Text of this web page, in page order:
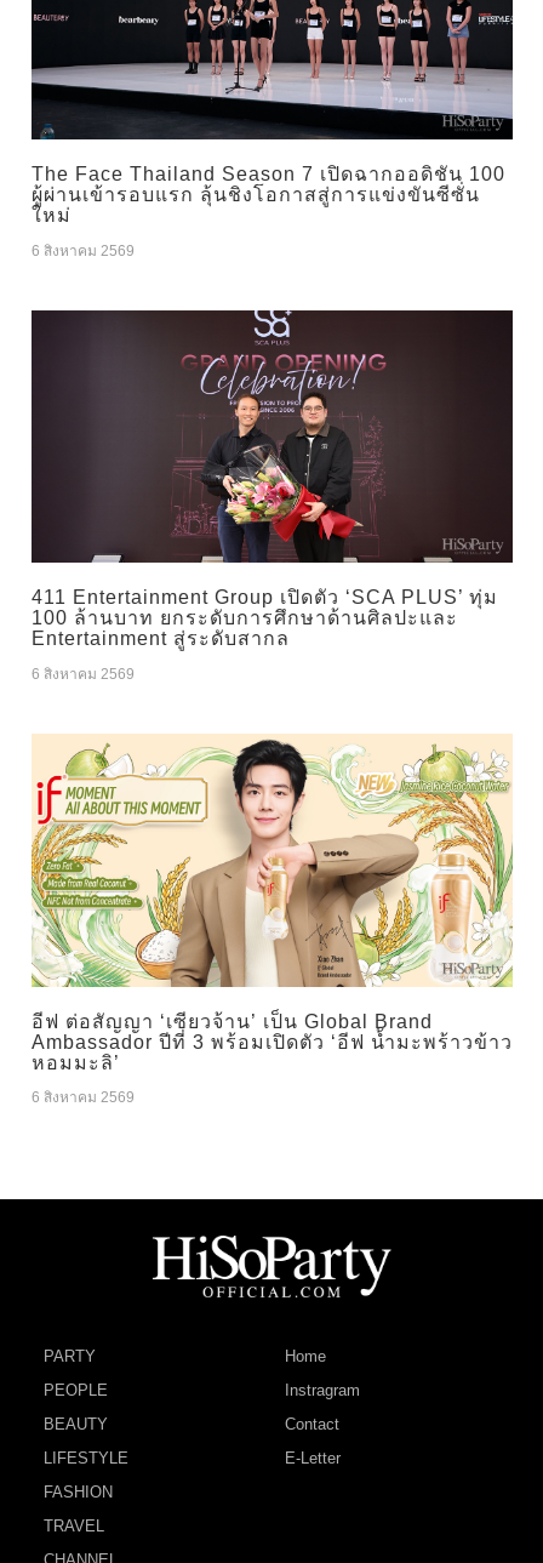
The Face Thailand Season 7 เปิดฉากออดิชัน 100
ผู้ผ่านเข้ารอบแรก ลุ้นชิงโอกาสสู่การแข่งขันซีซั่น
ใหม่
6 สิงหาคม 2569
411 Entertainment Group เปิดตัว ‘SCA PLUS’ ทุ่ม
100 ล้านบาท ยกระดับการศึกษาด้านศิลปะและ
Entertainment สู่ระดับสากล
6 สิงหาคม 2569
อีฟ ต่อสัญญา ‘เซียวจ้าน’ เป็น Global Brand
Ambassador ปีที่ 3 พร้อมเปิดตัว ‘อีฟ น้ำมะพร้าวข้าว
หอมมะลิ’
6 สิงหาคม 2569
PARTY
PEOPLE
BEAUTY
LIFESTYLE
FASHION
TRAVEL
Home
Instragram
Contact
E-Letter